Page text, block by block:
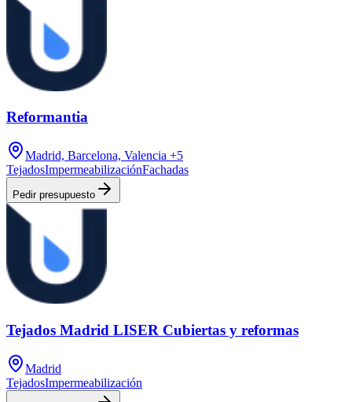
Reformantia
Madrid, Barcelona, Valencia +5
TejadosImpermeabilizaciónFachadas
Pedir presupuesto
Tejados Madrid LISER Cubiertas y reformas
Madrid
TejadosImpermeabilización